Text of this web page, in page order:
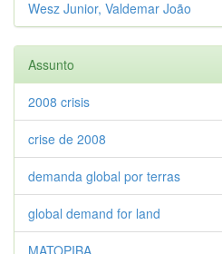
Wesz Junior, Valdemar João
Assunto
2008 crisis
crise de 2008
demanda global por terras
global demand for land
MATOPIBA